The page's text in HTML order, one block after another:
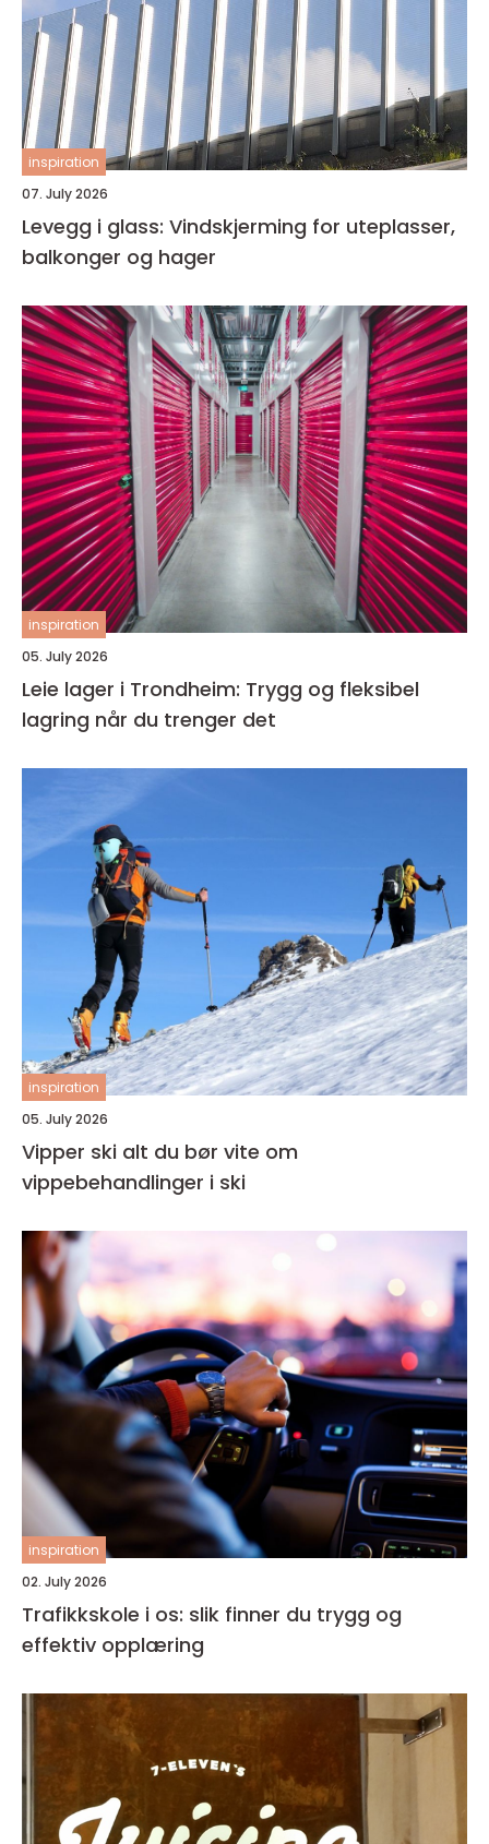
inspiration
07. July 2026
Levegg i glass: Vindskjerming for uteplasser,
balkonger og hager
inspiration
05. July 2026
Leie lager i Trondheim: Trygg og fleksibel
lagring når du trenger det
inspiration
05. July 2026
Vipper ski alt du bør vite om
vippebehandlinger i ski
inspiration
02. July 2026
Trafikkskole i os: slik finner du trygg og
effektiv opplæring